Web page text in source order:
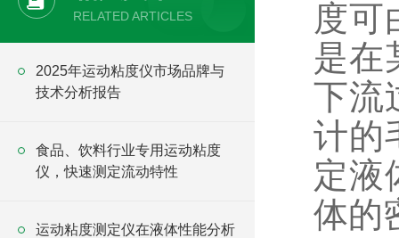
度可
是在
下流
计的
定液
体的
RELATED ARTICLES
2025年运动粘度仪市场品牌与
技术分析报告
食品、饮料行业专用运动粘度
仪，快速测定流动特性
运动粘度测定仪在液体性能分析